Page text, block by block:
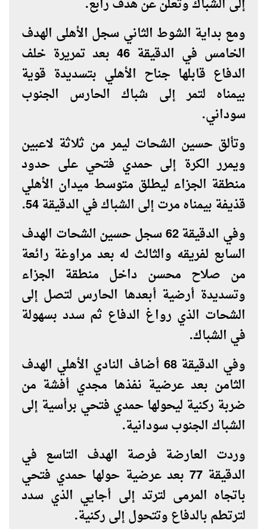
إلى الشباك وتعلن عن هدف رابع.
ومع بداية الشوط الثاني سجل الأهلى الهدف
الخامس في الدقيقة 46 بعد تمريرة خلف
الدفاع قابلها جناح الأهلي بتسديدة قوية
بيمناه لتمر إلى شباك الحارس الجنوب
سوداني.
وتألق حسين الشحات ليمر من ثلاثة لاعبين
ويمرر الكرة إلى حمدي فتحي على حدود
منطقة الجزاء ليطلق متوسط ميدان الأهلي
قذيفة بيمناه مرت إلى الشباك في الدقيقة 54.
وفي الدقيقة 62 سجل حسين الشحات الهدف
السابع لفريقه والثالث له بعد مراوغة رائعة
من صلاح محسن داخل منطقة الجزاء
وتسديدة أرضية أبعدها الحارس لتصل إلى
الشحات الذي رواغ الدفاع ثم سدد بسهولة
في الشباك.
وفي الدقيقة 68 أضاف النادي الأهلي الهدف
الثامن بعد عرضية نفذها مجدي أفشة من
ضربة ركنية ليحولها حمدي فتحي برأسية إلى
الشباك الجنوب سودانية.
وردت العارضة فرصة الهدف التاسع في
الدقيقة 77 بعد عرضية حولها حمدي فتحي
باتجاه المرمى لترتد إلى أجايي الذي سدد
لترتطم بالدفاع وتتحول إلى ركنية.